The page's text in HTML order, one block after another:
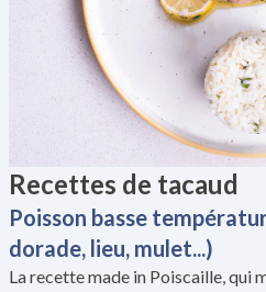
Recettes de tacaud
Poisson basse
dorade, lieu, mulet...)
La recette made in Poiscaille, qui